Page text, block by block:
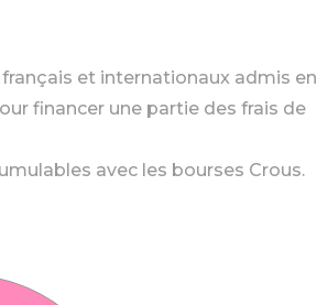
et internationaux admis en
financer une partie des frais de
avec les bourses Crous.